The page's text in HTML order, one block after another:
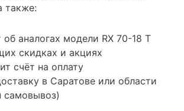
также:
об аналогах модели RX 70-18 T
скидках и акциях
счёт на оплату
в Саратове или области
самовывоз)